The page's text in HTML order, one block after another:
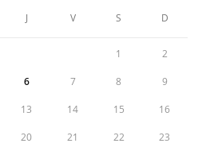
J V S D
1 2
6 7 8 9
13 14 15 16
20 21 22 23